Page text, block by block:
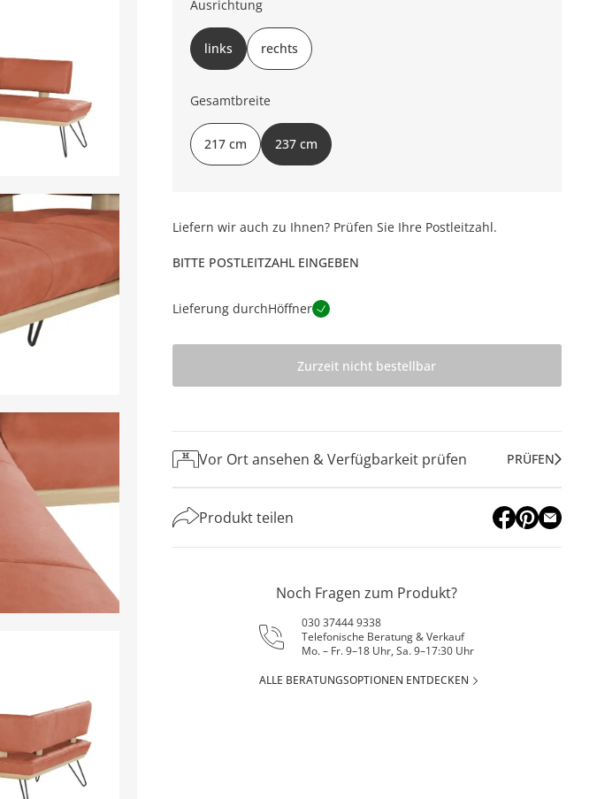
Ausrichtung
links rechts
Gesamtbreite
217 cm 237 cm
Liefern wir auch zu Ihnen? Prüfen Sie Ihre Postleitzahl.
BITTE POSTLEITZAHL EINGEBEN
Lieferung durchHöffner
Zurzeit nicht bestellbar
Vor Ort ansehen & Verfügbarkeit prüfen PRÜFEN
Produkt teilen
Noch Fragen zum Produkt?
030 37444 9338
Telefonische Beratung & Verkauf
Mo. – Fr. 9–18 Uhr, Sa. 9–17:30 Uhr
ALLE BERATUNGSOPTIONEN ENTDECKEN